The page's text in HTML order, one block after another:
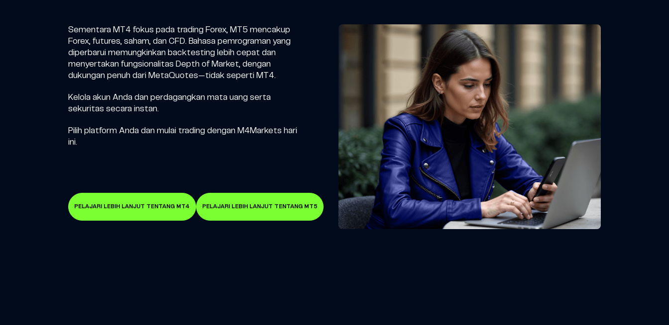
Sementara MT4 fokus pada trading Forex, MT5 mencakup
Forex, futures, saham, dan CFD. Bahasa pemrograman yang
diperbarui memungkinkan backtesting lebih cepat dan
menyertakan fungsionalitas Depth of Market, dengan
dukungan penuh dari MetaQuotes—tidak seperti MT4.
Kelola akun Anda dan perdagangkan mata uang serta
sekuritas secara instan.
Pilih platform Anda dan mulai trading dengan M4Markets hari
ini.
PELAJARI LEBIH LANJUT TENTANG MT4 PELAJARI LEBIH LANJUT TENTANG MT5